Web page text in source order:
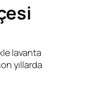
lavanta
yıllarda